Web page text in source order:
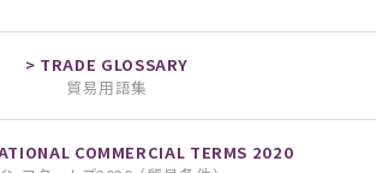
貿易用語集